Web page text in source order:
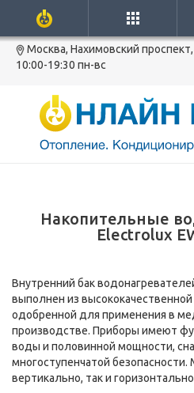
Москва, Нахимовский
10:00-19:30 пн-вс
Накопительные
Electrolux
Внутренний бак
выполнен из
одобренной для применения в
производстве. Приборы имеют
воды и половинной мощности,
многоступенчатой безопасности.
вертикально, так и